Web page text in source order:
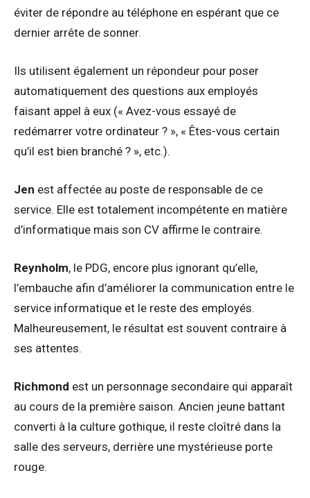
éviter de répondre au téléphone en espérant que ce
dernier arrête de sonner.
Ils utilisent également un répondeur pour poser
automatiquement des questions aux employés
faisant appel à eux (« Avez-vous essayé de
redémarrer votre ordinateur ? », « Êtes-vous certain
qu’il est bien branché ? », etc.).
Jen est affectée au poste de responsable de ce
service. Elle est totalement incompétente en matière
d’informatique mais son CV affirme le contraire.
Reynholm, le PDG, encore plus ignorant qu’elle,
l’embauche afin d’améliorer la communication entre le
service informatique et le reste des employés.
Malheureusement, le résultat est souvent contraire à
ses attentes.
Richmond est un personnage secondaire qui apparaît
au cours de la première saison. Ancien jeune battant
converti à la culture gothique, il reste cloîtré dans la
salle des serveurs, derrière une mystérieuse porte
rouge.